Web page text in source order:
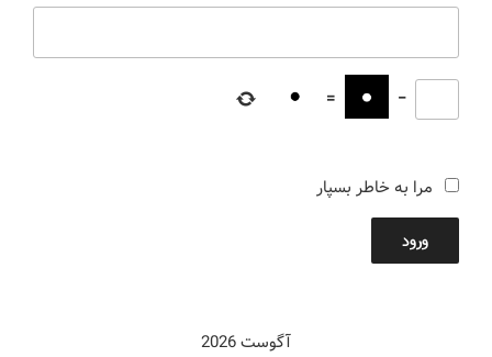
−
=
مرا به خاطر بسپار
ورود
آگوست 2026